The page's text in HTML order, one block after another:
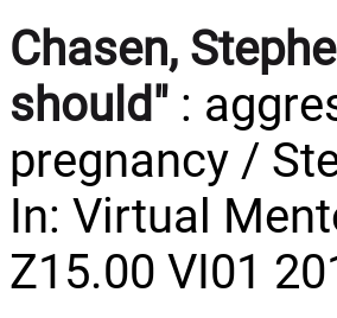
Chasen,
should" :
pregnancy /
In: Virtual
Z15.00 VI01